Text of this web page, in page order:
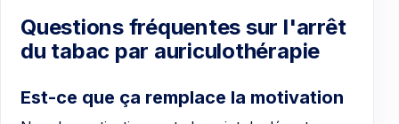
Questions fréquentes sur l'arrêt
du tabac par auriculothérapie
Est-ce que ça remplace la motivation